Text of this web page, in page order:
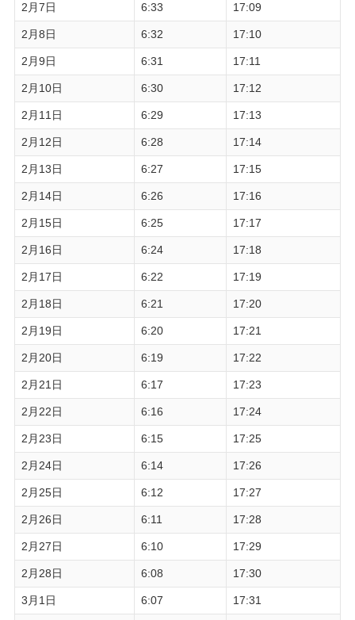
2月7日 6:33 17:09
2月8日 6:32 17:10
2月9日 6:31 17:11
2月10日 6:30 17:12
2月11日 6:29 17:13
2月12日 6:28 17:14
2月13日 6:27 17:15
2月14日 6:26 17:16
2月15日 6:25 17:17
2月16日 6:24 17:18
2月17日 6:22 17:19
2月18日 6:21 17:20
2月19日 6:20 17:21
2月20日 6:19 17:22
2月21日 6:17 17:23
2月22日 6:16 17:24
2月23日 6:15 17:25
2月24日 6:14 17:26
2月25日 6:12 17:27
2月26日 6:11 17:28
2月27日 6:10 17:29
2月28日 6:08 17:30
3月1日 6:07 17:31